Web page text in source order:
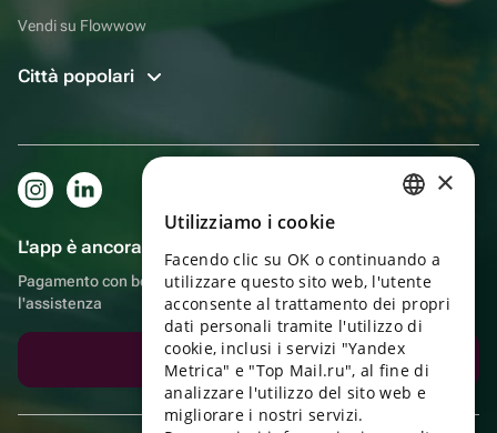
Vendi su Flowwow
Città popolari
L'app è ancora più comoda!
Pagamento con bonus, autoconsegna, comoda chat con
l'assistenza
Scarica l'app
ENGLISH
UKRAINIAN
PORTUGUESE
SPANISH
×
Utilizziamo i cookie
Facendo clic su OK o continuando a
utilizzare questo sito web, l'utente
acconsente al trattamento dei propri
dati personali tramite l'utilizzo di
cookie, inclusi i servizi "Yandex
Metrica" e "Top Mail.ru", al fine di
analizzare l'utilizzo del sito web e
migliorare i nostri servizi.